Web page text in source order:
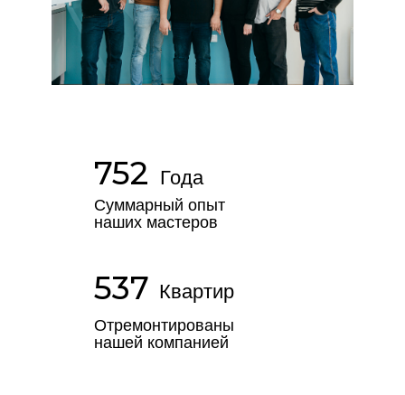
752 Года
Суммарный опыт
наших мастеров
537 Квартир
Отремонтированы
нашей компанией